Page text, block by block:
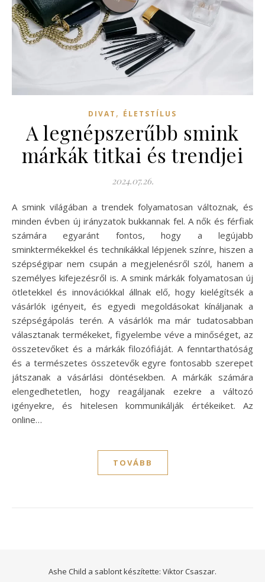
DIVAT , ÉLETSTÍLUS
A legnépszerűbb smink
márkák titkai és trendjei
2024.07.26.
A smink világában a trendek folyamatosan változnak, és
minden évben új irányzatok bukkannak fel. A nők és férfiak
számára egyaránt fontos, hogy a legújabb
sminktermékekkel és technikákkal lépjenek színre, hiszen a
szépségipar nem csupán a megjelenésről szól, hanem a
személyes kifejezésről is. A smink márkák folyamatosan új
ötletekkel és innovációkkal állnak elő, hogy kielégítsék a
vásárlók igényeit, és egyedi megoldásokat kínáljanak a
szépségápolás terén. A vásárlók ma már tudatosabban
választanak termékeket, figyelembe véve a minőséget, az
összetevőket és a márkák filozófiáját. A fenntarthatóság
és a természetes összetevők egyre fontosabb szerepet
játszanak a vásárlási döntésekben. A márkák számára
elengedhetetlen, hogy reagáljanak ezekre a változó
igényekre, és hitelesen kommunikálják értékeiket. Az
online…
TOVÁBB
Ashe Child a sablont készítette: Viktor Csaszar.